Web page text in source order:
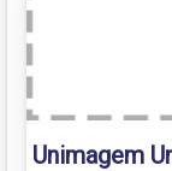
Unimagem